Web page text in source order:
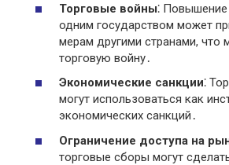
Торговые войны⁚
одним государством может
мерам другими странами, что
торговую войну․
Экономические санкции⁚
могут использоваться как
экономических санкций․
Ограничение доступа на
торговые сборы могут